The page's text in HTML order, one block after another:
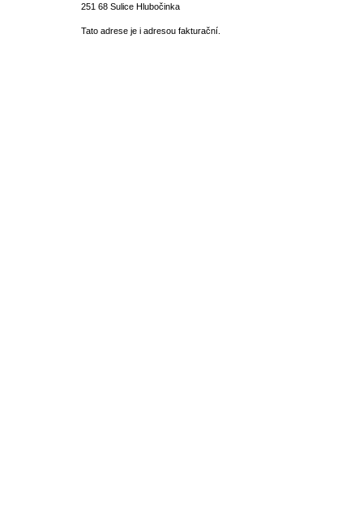
251 68 Sulice Hlubočinka
Tato adrese je i adresou fakturační.